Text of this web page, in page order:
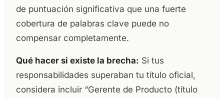
de puntuación significativa que una fuerte
cobertura de palabras clave puede no
compensar completamente.
Qué hacer si existe la brecha: Si tus
responsabilidades superaban tu título oficial,
considera incluir “Gerente de Producto (título